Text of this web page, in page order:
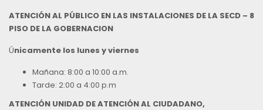
ATENCIÓN AL PÚBLICO EN LAS INSTALACIONES DE LA SECD – 8
PISO DE LA GOBERNACION
Únicamente los lunes y viernes
Mañana: 8:00 a 10:00 a.m.
Tarde: 2:00 a 4:00 p.m
ATENCIÓN UNIDAD DE ATENCIÓN AL CIUDADANO,